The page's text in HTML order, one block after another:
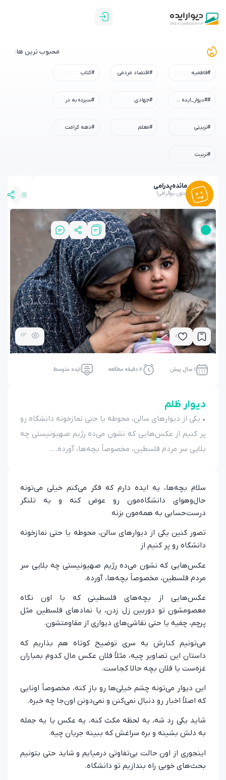
محبوب ترین ها:
#فاطمیه #اقتصاد مردمی #کتاب
##دیوار_ایده #رسم_میزبانی #شهادت_امام_رضا #همه_خادم_الرضاییم #جهادی. #سیزده به در
#تربیتی #معلم #دهه کرامت
#تربیت
مائدهپدرامی
بدون بیوگرافی!
8
83
1 سال پیش 6 دقیقه مطالعه ایده متوسط
دیوار ظلم
• یکی از دیوارهای سالن، محوطه یا حتی نمازخونه دانشگاه رو
پر کنیم از عکس‌هایی که نشون می‌ده رژیم صهیونیستی چه
بلایی سر مردم فلسطین، مخصوصاً بچه‌ها، آورده....
سلام بچه‌ها، یه ایده دارم که فکر می‌کنم خیلی می‌تونه
حال‌وهوای دانشگاه‌مون رو عوض کنه و یه تلنگر
درست‌حسابی به همه‌مون بزنه
تصور کنین یکی از دیوارهای سالن، محوطه یا حتی نمازخونه
دانشگاه رو پر کنیم از
عکس‌هایی که نشون می‌ده رژیم صهیونیستی چه بلایی سر
مردم فلسطین، مخصوصاً بچه‌ها، آورده.
عکس‌هایی از بچه‌های فلسطینی که با اون نگاه
معصومشون تو دوربین زل زدن، یا نمادهای فلسطین مثل
پرچم، چفیه یا حتی نقاشی‌های دیواری از مقاومتشون.
می‌تونیم کنارش یه سری توضیح کوتاه هم بذاریم که
داستان این تصاویر چیه، مثلاً فلان عکس مال کدوم بمباران
غزه‌ست یا فلان بچه حالا کجاست.
این دیوار می‌تونه چشم خیلی‌ها رو باز کنه، مخصوصاً اونایی
که اصلاً اخبار رو دنبال نمی‌کنن و نمی‌دونن اون‌جا چه خبره.
شاید یکی رد شه، یه لحظه مکث کنه، یه عکس یا یه جمله
به دلش بشینه و بره سراغش که ببینه جریان چیه.
اینجوری از اون حالت بی‌تفاوتی درمیایم و شاید حتی بتونیم
بحث‌های خوبی راه بندازیم تو دانشگاه.